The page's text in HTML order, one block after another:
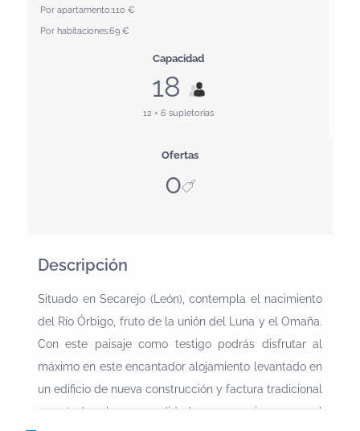
Por apartamento:110 €
Por habitaciones:69 €
Capacidad
18
12 + 6 supletorias
Ofertas
0
Descripción
Situado en Secarejo (León), contempla el nacimiento
del Río Órbigo, fruto de la unión del Luna y el Omaña.
Con este paisaje como testigo podrás disfrutar al
máximo en este encantador alojamiento levantado en
un edificio de nueva construcción y factura tradicional
con todas las comodidades necesarias para el